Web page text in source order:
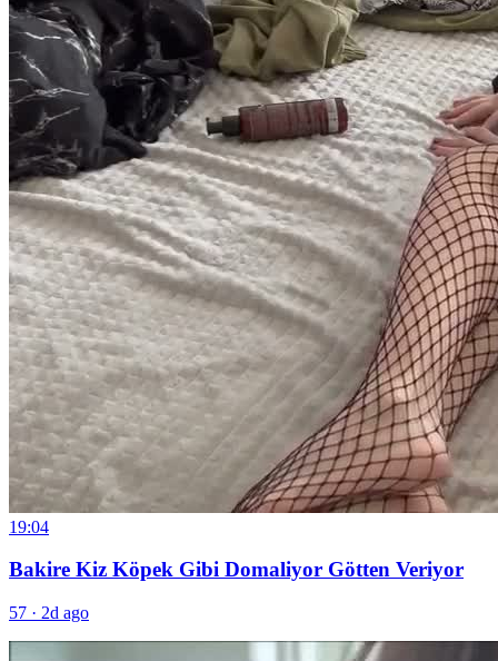
19:04
Bakire Kiz Köpek Gibi Domaliyor Götten Veriyor
57 · 2d ago